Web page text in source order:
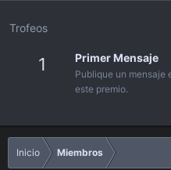
Trofeos
1 Primer Mensaje
Publique un mensaje
este premio.
Inicio Miembros